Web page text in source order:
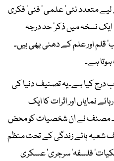
لیے متعدد نئی‘ علمی ‘ فنی‘ فکری
ایک نسخہ میں ذکر‘ حد درجہ
اور علم کے دھنی بھی ہیں۔
ہوتا ہے۔
درج کیا ہے۔یہ تصنیف دنیا کی
نمایاں اور اثرات کا ایک
مصنف نے ان شخصیات کو محض
شعبہ ہائے زندگی کے تحت منظم
فلسفہ‘ سرجری‘ عسکری